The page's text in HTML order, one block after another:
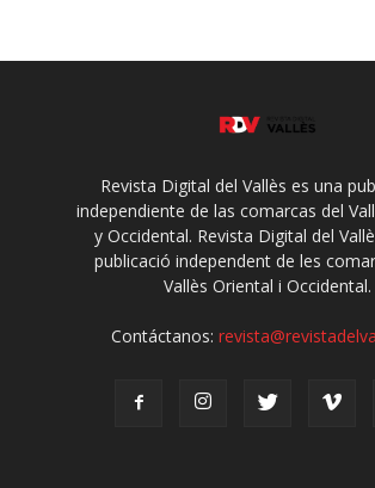
Revista Digital del Vallès es una
independiente de las comarcas del
y Occidental. Revista Digital del
publicació independent de les
Vallès Oriental i Occidental.
Contáctanos: